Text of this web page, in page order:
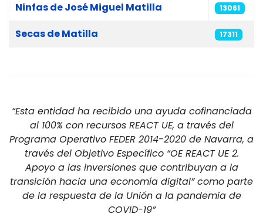
Ninfas de José Miguel Matilla 13061
Secas de Matilla 17311
“Esta entidad ha recibido una ayuda cofinanciada
al 100% con recursos REACT UE, a través del
Programa Operativo FEDER 2014-2020 de Navarra, a
través del Objetivo Específico “OE REACT UE 2.
Apoyo a las inversiones que contribuyan a la
transición hacia una economía digital” como parte
de la respuesta de la Unión a la pandemia de
COVID-19”